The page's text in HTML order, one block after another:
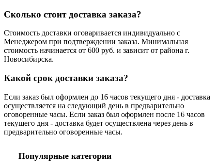
Сколько стоит доставка заказа?
Стоимость доставки оговаривается индивидуально с
Менеджером при подтверждении заказа. Минимальная
стоимость начинается от 600 руб. и зависит от района г.
Новосибирска.
Какой срок доставки заказа?
Если заказ был оформлен до 16 часов текущего дня - доставка
осуществляется на следующий день в предварительно
оговоренные часы. Если заказ был оформлен после 16 часов
текущего дня - доставка будет осуществлена через день в
предварительно оговоренные часы.
Популярные категории